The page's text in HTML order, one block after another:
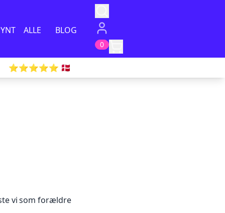
ALLE BLOG
0
⭐️⭐️⭐️⭐️⭐️ 🇩🇰
visom forældre